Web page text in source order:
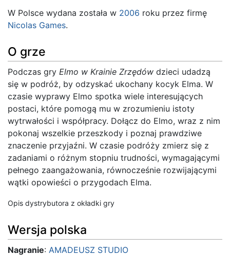
W Polsce wydana została w 2006 roku przez firmę
Nicolas Games.
O grze
Podczas gry Elmo w Krainie Zrzędów dzieci udadzą
się w podróż, by odzyskać ukochany kocyk Elma. W
czasie wyprawy Elmo spotka wiele interesujących
postaci, które pomogą mu w zrozumieniu istoty
wytrwałości i współpracy. Dołącz do Elmo, wraz z nim
pokonaj wszelkie przeszkody i poznaj prawdziwe
znaczenie przyjaźni. W czasie podróży zmierz się z
zadaniami o różnym stopniu trudności, wymagającymi
pełnego zaangażowania, równocześnie rozwijającymi
wątki opowieści o przygodach Elma.
Opis dystrybutora z okładki gry
Wersja polska
Nagranie: AMADEUSZ STUDIO